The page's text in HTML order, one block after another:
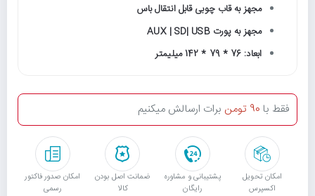
مجهز به قاب چوبی قابل انتقال باس
مجهز به پورت AUX | SD| USB
ابعاد: 76 * 79 * 142 میلیمتر
امکان تحویل
اکسپرس
پشتیبانی و مشاوره
رایگان
ﺿﻤﺎﻧﺖ اﺻﻞ ﺑﻮدن
ﮐﺎﻟﺎ
امکان صدور فاکتور
رسمی
فقط با 90 تومن برات ارسالش میکنیم